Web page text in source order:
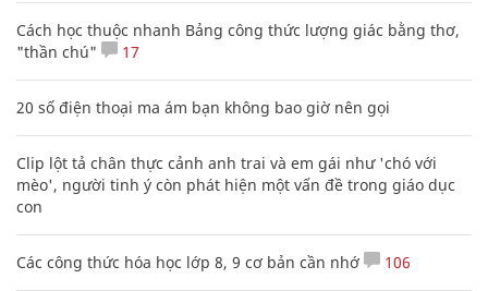
Cách học thuộc nhanh Bảng công thức lượng giác bằng thơ,
"thần chú"
17
20 số điện thoại ma ám bạn không bao giờ nên gọi
Clip lột tả chân thực cảnh anh trai và em gái như 'chó với
mèo', người tinh ý còn phát hiện một vấn đề trong giáo dục
con
Các công thức hóa học lớp 8, 9 cơ bản cần nhớ 106